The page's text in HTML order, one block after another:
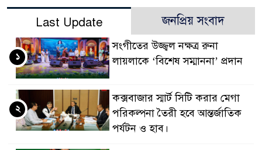
Last Update জনপ্রিয় সংবাদ
সংগীতের উজ্জ্বল নক্ষত্র রুনা
লায়লাকে ‘বিশেষ সম্মাননা’ প্রদান
১
কক্সবাজার স্মার্ট সিটি করার মেগা
পরিকল্পনা তৈরী হবে আন্তর্জাতিক
পর্যটন ও হাব।
২